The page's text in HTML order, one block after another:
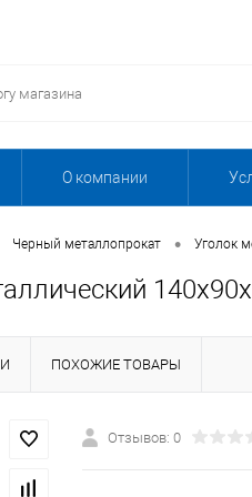
О компании
Черный металлопрокат • Уголок
ПОХОЖИЕ ТОВАРЫ
Отзывов: 0